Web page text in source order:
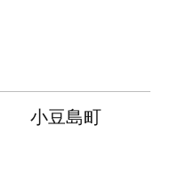
小豆島町